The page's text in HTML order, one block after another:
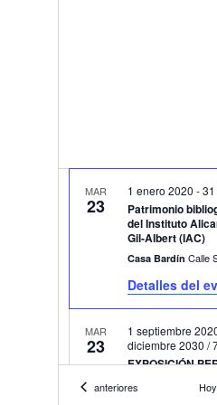
MAR
23
Patrimonio
del Instituto
Gil-Albert (IAC)
1 enero 2020 -
Casa Bardín
Detalles del
MAR
23
EXPOSICIÓN
1 septiembre
diciembre 2030 /
Marq
Eventos
anteriores Hoy